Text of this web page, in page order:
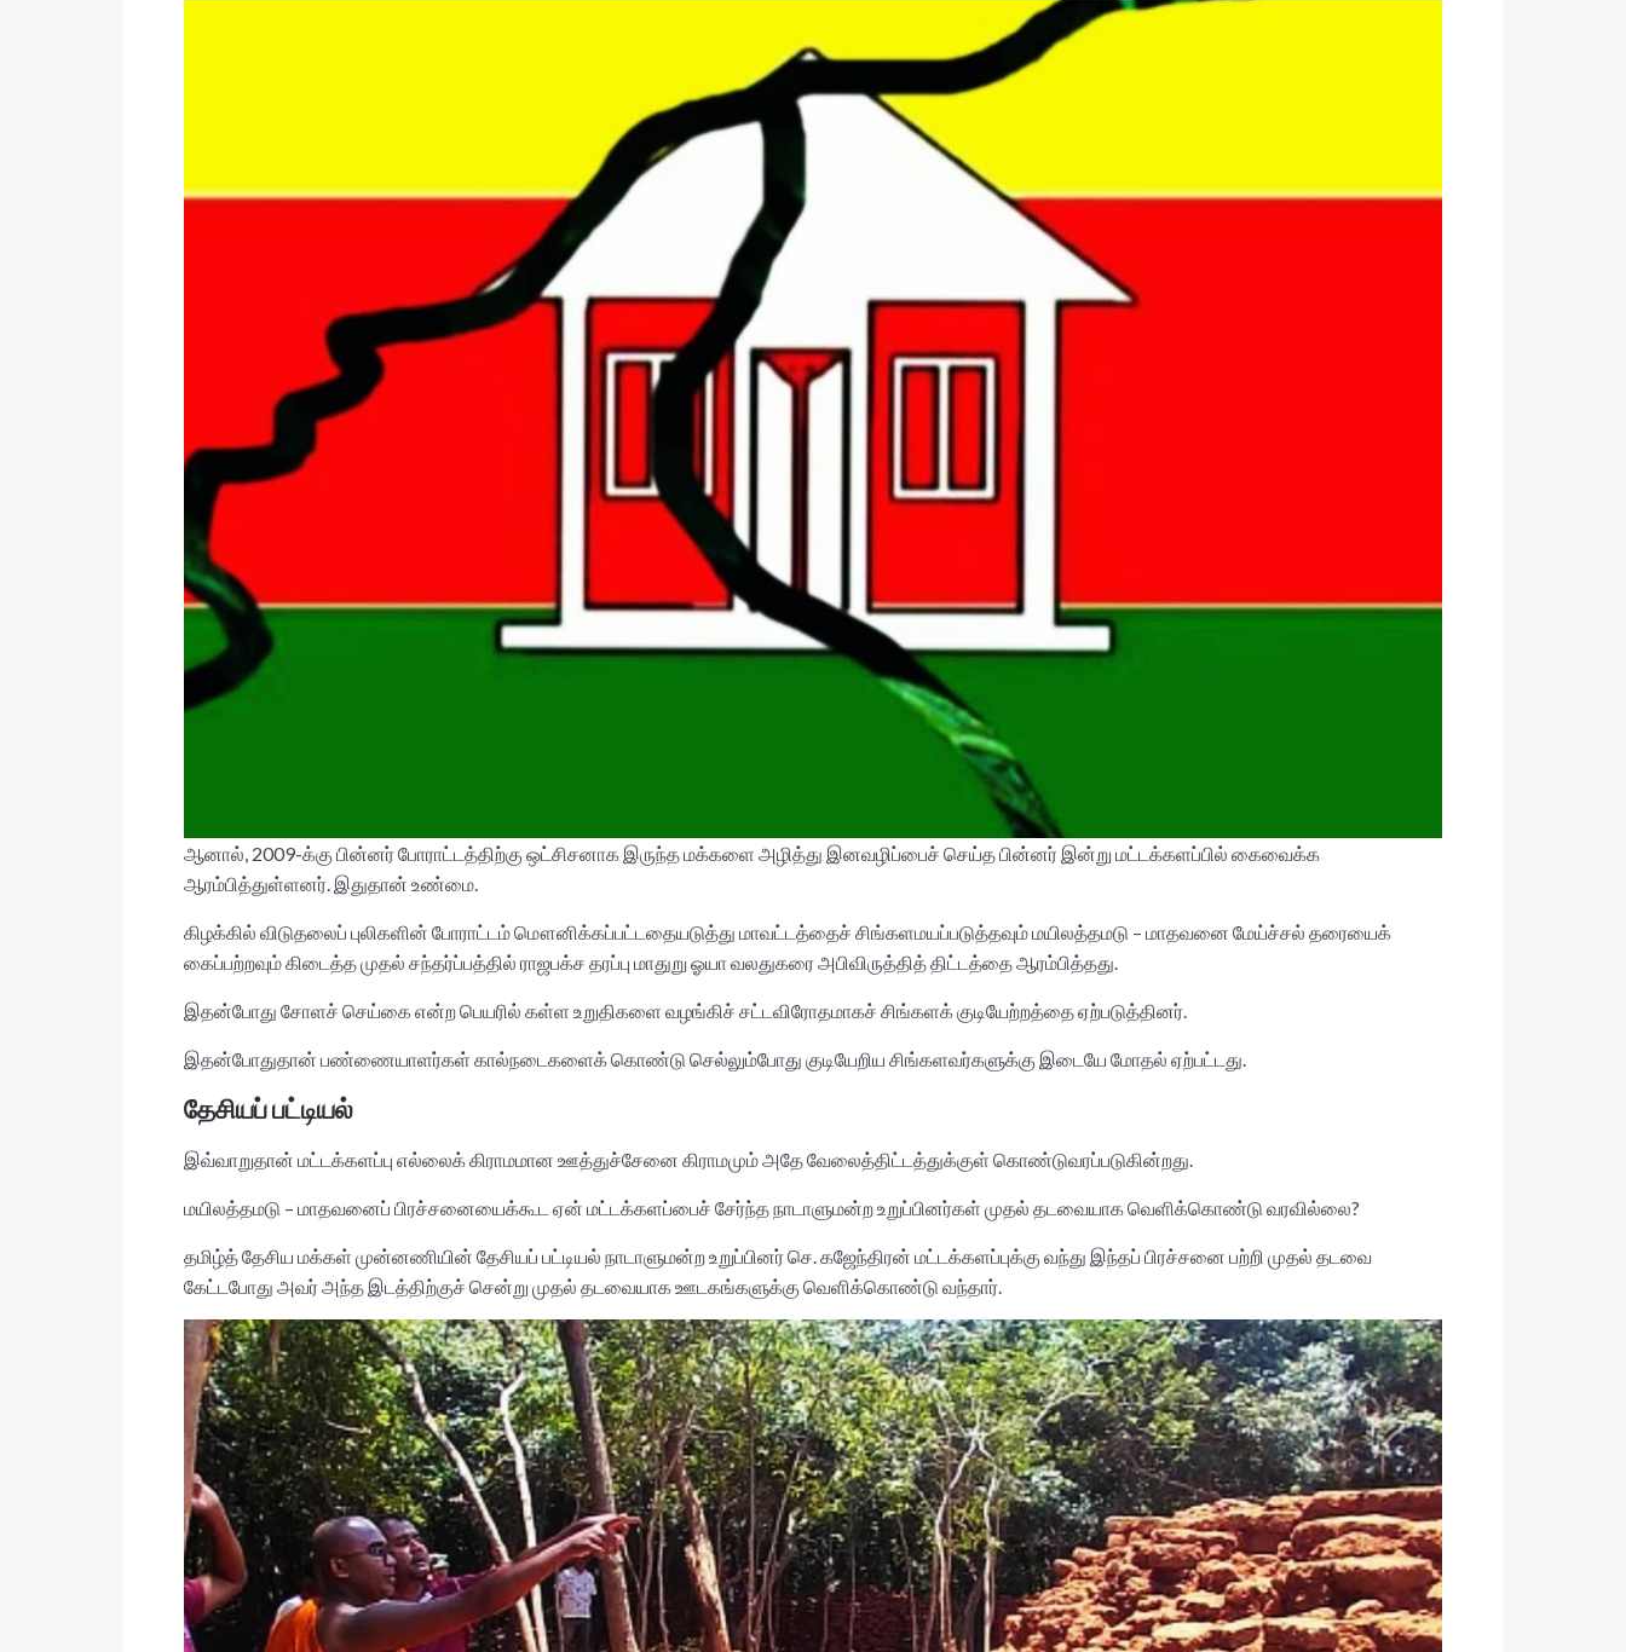
ஆனால், 2009-க்கு பின்னர் போராட்டத்திற்கு ஒட்சிசனாக இருந்த மக்களை அழித்து இனவழிப்பைச் செய்த பின்னர் இன்று மட்டக்களப்பில் கைவைக்க
ஆரம்பித்துள்ளனர். இதுதான் உண்மை.
கிழக்கில் விடுதலைப் புலிகளின் போராட்டம் மௌனிக்கப்பட்டதையடுத்து மாவட்டத்தைச் சிங்களமயப்படுத்தவும் மயிலத்தமடு – மாதவனை மேய்ச்சல் தரையைக்
கைப்பற்றவும் கிடைத்த முதல் சந்தர்ப்பத்தில் ராஜபக்ச தரப்பு மாதுறு ஓயா வலதுகரை அபிவிருத்தித் திட்டத்தை ஆரம்பித்தது.
இதன்போது சோளச் செய்கை என்ற பெயரில் கள்ள உறுதிகளை வழங்கிச் சட்டவிரோதமாகச் சிங்களக் குடியேற்றத்தை ஏற்படுத்தினர்.
இதன்போதுதான் பண்ணையாளர்கள் கால்நடைகளைக் கொண்டு செல்லும்போது குடியேறிய சிங்களவர்களுக்கு இடையே மோதல் ஏற்பட்டது.
தேசியப் பட்டியல்
இவ்வாறுதான் மட்டக்களப்பு எல்லைக் கிராமமான ஊத்துச்சேனை கிராமமும் அதே வேலைத்திட்டத்துக்குள் கொண்டுவரப்படுகின்றது.
மயிலத்தமடு – மாதவனைப் பிரச்சனையைக்கூட ஏன் மட்டக்களப்பைச் சேர்ந்த நாடாளுமன்ற உறுப்பினர்கள் முதல் தடவையாக வெளிக்கொண்டு வரவில்லை?
தமிழ்த் தேசிய மக்கள் முன்னணியின் தேசியப் பட்டியல் நாடாளுமன்ற உறுப்பினர் செ. கஜேந்திரன் மட்டக்களப்புக்கு வந்து இந்தப் பிரச்சனை பற்றி முதல் தடவை
கேட்டபோது அவர் அந்த இடத்திற்குச் சென்று முதல் தடவையாக ஊடகங்களுக்கு வெளிக்கொண்டு வந்தார்.